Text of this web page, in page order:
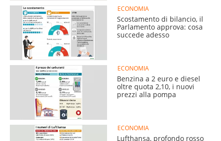
ECONOMIA
Scostamento di bilancio, il
Parlamento approva: cosa
succede adesso
ECONOMIA
Benzina a 2 euro e diesel
oltre quota 2,10, i nuovi
prezzi alla pompa
ECONOMIA
Lufthansa, profondo rosso